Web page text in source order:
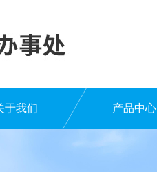
于我们 产品中心